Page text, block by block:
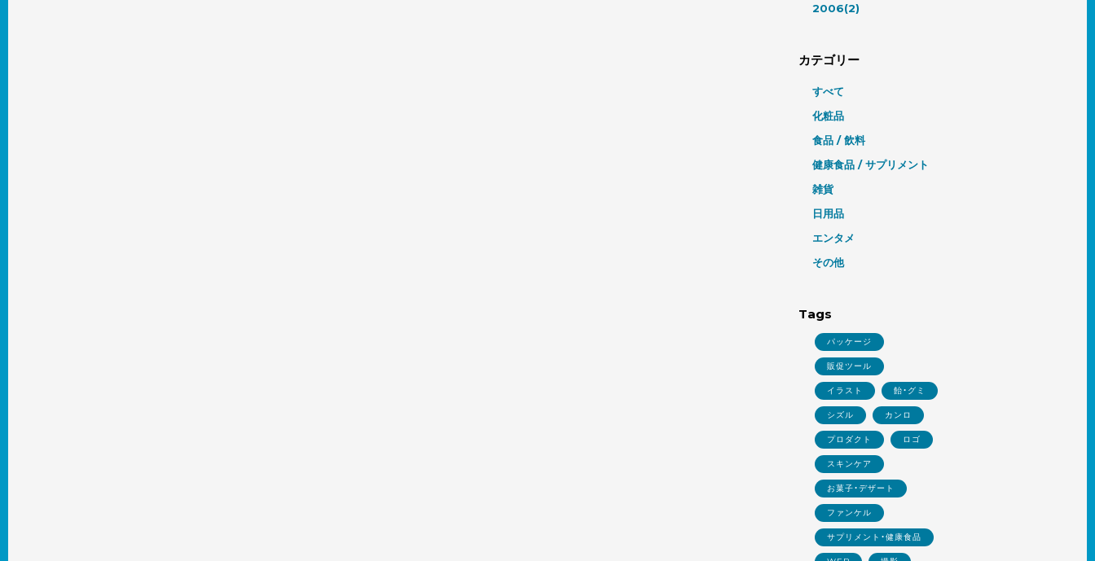
2006(2)
カテゴリー
すべて
化粧品
食品 / 飲料
健康食品 / サプリメント
雑貨
日用品
エンタメ
その他
Tags
パッケージ
販促ツール
イラスト 飴・グミ
シズル カンロ
プロダクト ロゴ
スキンケア
お菓子・デザート
ファンケル
サプリメント・健康食品